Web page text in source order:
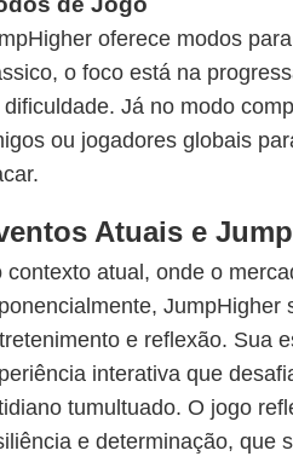
oferece modos
o foco está na
dificuldade. Já no modo
ou jogadores globais
Atuais e
contexto atual, onde o
JumpHigher
e reflexão. Sua
interativa que
tumultuado. O jogo
e determinação, que